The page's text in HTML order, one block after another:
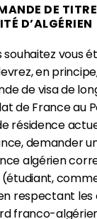
DE
D’ALGÉRIEN
souhaitez vous
en
de visa de
de France au
résidence
demander
algérien
respectant les
franco-